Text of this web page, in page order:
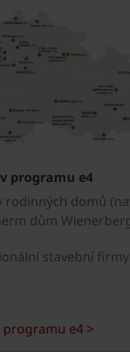
programu e4
rodinných domů
dům
stavební firmy
e4 >